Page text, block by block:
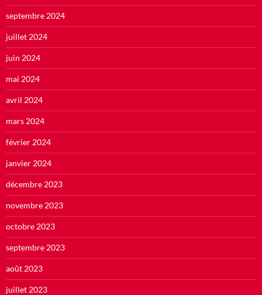
septembre 2024
juillet 2024
juin 2024
mai 2024
avril 2024
mars 2024
février 2024
janvier 2024
décembre 2023
novembre 2023
octobre 2023
septembre 2023
août 2023
juillet 2023